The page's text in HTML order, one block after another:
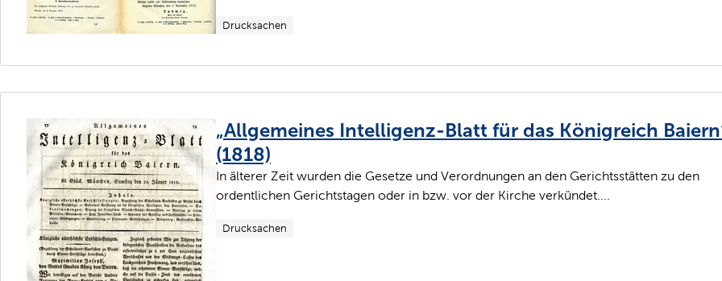
Drucksachen
„Allgemeines Intelligenz-Blatt für das Königreich
(1818)
In älterer Zeit wurden die Gesetze und Verordnungen an den Gerichtsstätten zu den
ordentlichen Gerichtstagen oder in bzw. vor der Kirche verkündet....
Drucksachen